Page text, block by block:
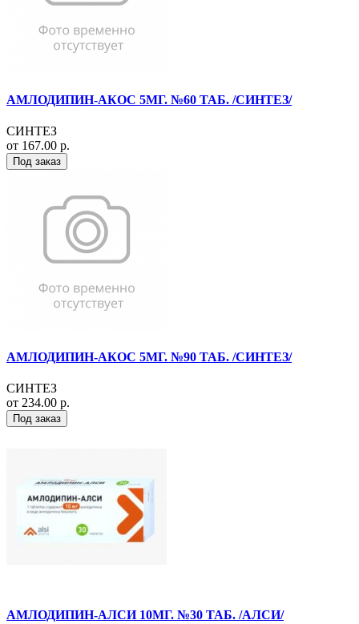
АМЛОДИПИН-АКОС 5МГ. №60 ТАБ. /СИНТЕЗ/
СИНТЕЗ
от 167.00 р.
Под заказ
АМЛОДИПИН-АКОС 5МГ. №90 ТАБ. /СИНТЕЗ/
СИНТЕЗ
от 234.00 р.
Под заказ
АМЛОДИПИН-АЛСИ 10МГ. №30 ТАБ. /АЛСИ/